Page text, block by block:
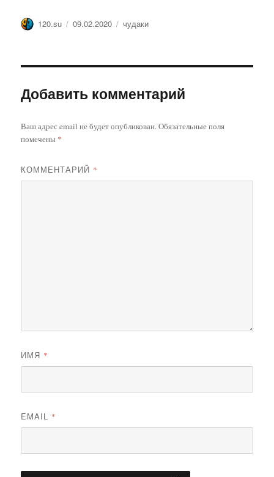
Автор
120.su Опубликовано
09.02.2020 Метки
чудаки
Добавить комментарий
Ваш адрес email не будет опубликован.Обязательные поля
помечены *
КОММЕНТАРИЙ *
ИМЯ *
EMAIL *